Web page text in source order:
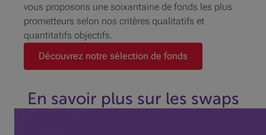
vous proposons une soixantaine de fonds les plus
prometteurs selon nos critères qualitatifs et
quantitatifs objectifs.
Découvrez notre sélection de fonds
En savoir plus sur les swaps